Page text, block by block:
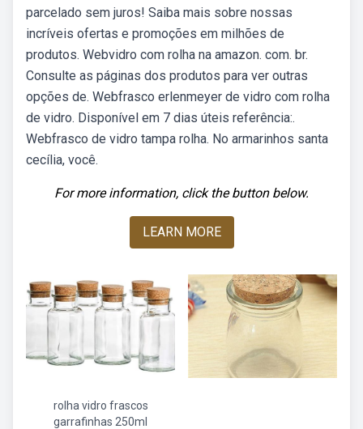
parcelado sem juros! Saiba mais sobre nossas
incríveis ofertas e promoções em milhões de
produtos. Webvidro com rolha na amazon. com. br.
Consulte as páginas dos produtos para ver outras
opções de. Webfrasco erlenmeyer de vidro com rolha
de vidro. Disponível em 7 dias úteis referência:.
Webfrasco de vidro tampa rolha. No armarinhos santa
cecília, você.
For more information, click the button below.
LEARN MORE
rolha vidro frascos
garrafinhas 250ml